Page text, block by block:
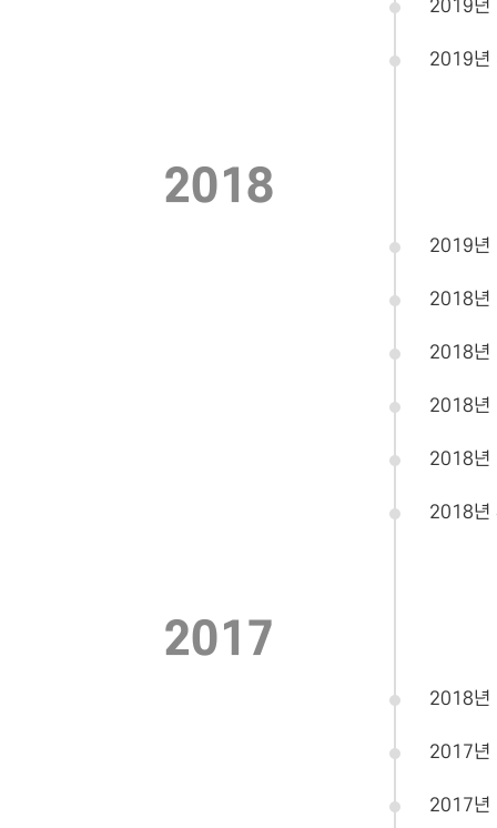
2019년
2019년
2018
2019년
2018년
2018년
2018년
2018년
2018년
2017
2018년
2017년
2017년